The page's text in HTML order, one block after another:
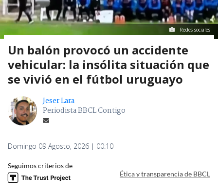
Redes sociales
Un balón provocó un accidente
vehicular: la insólita situación que
se vivió en el fútbol uruguayo
Jeser Lara
Periodista BBCL Contigo
Domingo 09 Agosto, 2026 | 00:10
Seguimos criterios de
Ética y transparencia de BBCL